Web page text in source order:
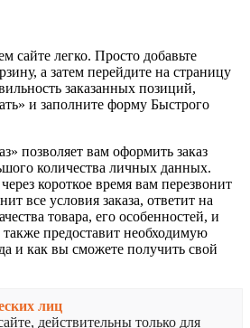
сайте легко. Просто добавьте
а затем перейдите на страницу
заказанных позиций,
и заполните форму Быстрого
позволяет вам оформить заказ
количества личных данных.
короткое время вам перезвонит
все условия заказа, ответит на
товара, его особенностей, и
также предоставит необходимую
и как вы сможете получить свой
лиц
действительны только для